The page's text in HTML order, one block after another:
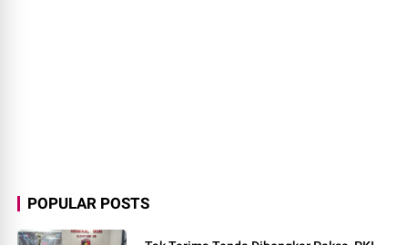
POPULAR POSTS